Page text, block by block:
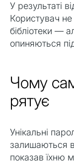
У результаті
Користувач не
бібліотеки —
опиняються
Чому
рятує
Унікальні
залишаються
показав їхню